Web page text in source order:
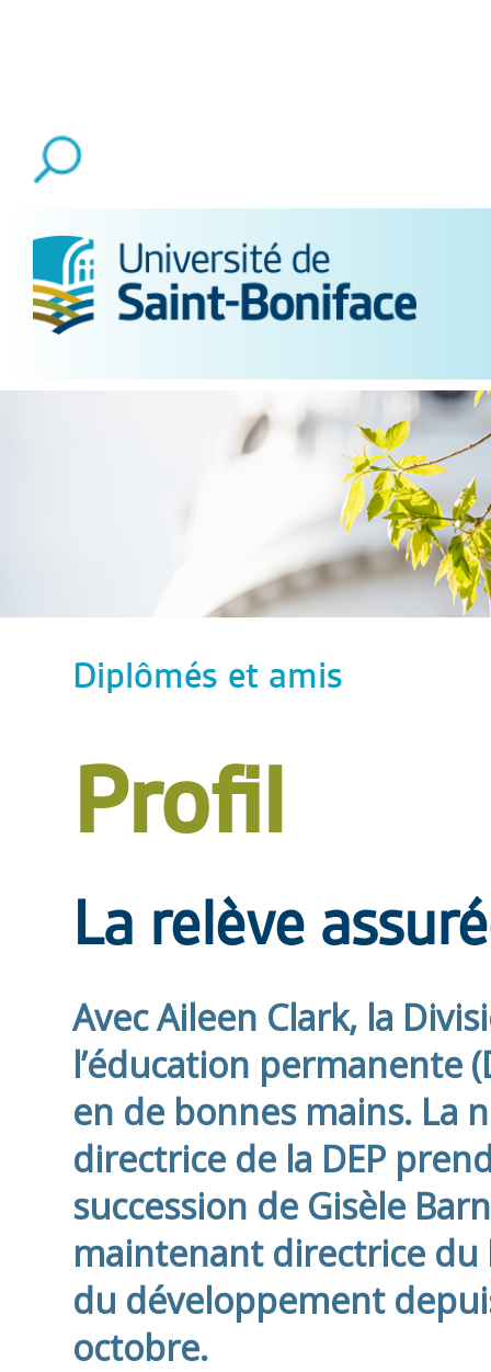
Diplômés et amis
Profil
La relève
Avec Aileen Clark, la
l’éducation permanente
en de bonnes mains. La
directrice de la DEP
succession de Gisèle
maintenant directrice du
du développement
octobre.